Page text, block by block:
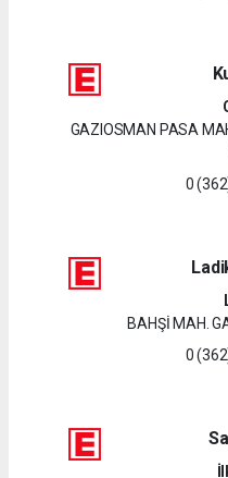
GAZIOSMAN PASA
0
BAHŞİ MAH.
0